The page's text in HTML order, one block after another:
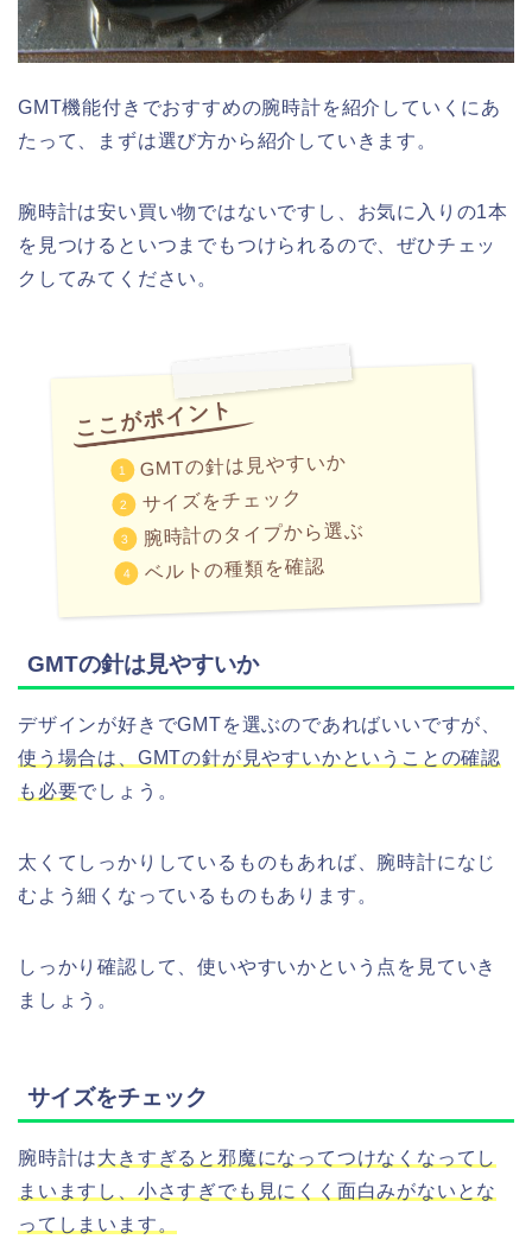
GMT機能付きでおすすめの腕時計を紹介していくにあ
たって、まずは選び方から紹介していきます。
腕時計は安い買い物ではないですし、お気に入りの1本
を見つけるといつまでもつけられるので、ぜひチェッ
クしてみてください。
GMTの針は見やすいか
サイズをチェック
腕時計のタイプから選ぶ
ベルトの種類を確認
GMTの針は見やすいか
デザインが好きでGMTを選ぶのであればいいですが、
使う場合は、GMTの針が見やすいかということの確認
も必要でしょう。
太くてしっかりしているものもあれば、腕時計になじ
むよう細くなっているものもあります。
しっかり確認して、使いやすいかという点を見ていき
ましょう。
サイズをチェック
腕時計は大きすぎると邪魔になってつけなくなってし
まいますし、小さすぎでも見にくく面白みがないとな
ってしまいます。